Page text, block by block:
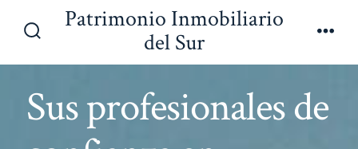
contenido
la
Patrimonio Inmobiliario
del Sur
Sus profesionales de